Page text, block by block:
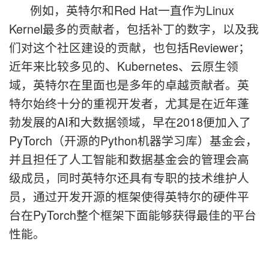
例如，英特尔和Red Hat一直作为Linux
Kernel最多的贡献者，包括补丁的数字，以及我
们对这个社区建设的贡献，也包括Reviewer；
近年来比较多见的、Kubernetes、云原生领
域，英特尔在里面也是多年的卓越贡献者。英
特尔始终十分的重视开发者，尤其是在近年蓬
勃发展的AI和大数据领域，早在2018便加入了
PyTorch（开源的Python机器学习库）基金会，
并且担任了人工智能和数据基金会的管理会高
级成员，同时英特尔还具有专职的技术维护人
员，通过开发开源的框架使得英特尔的硬件平
台在PyTorch整个框架下面能够获得最佳的平台
性能。